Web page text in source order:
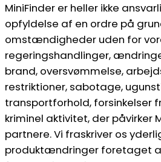
MiniFinder er heller ikke
opfyldelse af en ordre på
omstændigheder uden for
regeringshandlinger,
brand, oversvømmelse,
restriktioner, sabotage,
transportforhold, forsinkelser
kriminel aktivitet, der påvirker
partnere. Vi fraskriver os
produktændringer foretaget